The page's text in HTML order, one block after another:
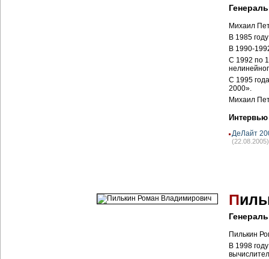
Михаил
В 1985
В 1990-
С 1992 по
С 1995
2000».
Михаил
Интервью
ДеЛайт
(22.08.2005)
П
Пилькин
В 1998